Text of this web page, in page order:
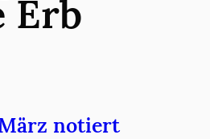
Erb
notiert